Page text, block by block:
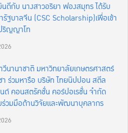
ดีกับ นางสาวอริยา ฟองสมุทร ได้รับ
ฐบาลจีน (CSC Scholarship)เพื่อเข้า
ริญญาโท
านาชาติ มหาวิทยาลัยเกษตรศาสตร์
า ร่วมหารือ บริษัท ไทยนิปปอน สตีล
นด์ คอนสตรัคชั่น คอร์ปอเรชั่น จำกัด
ร่วมมือด้านวิจัยและพัฒนาบุคลากร